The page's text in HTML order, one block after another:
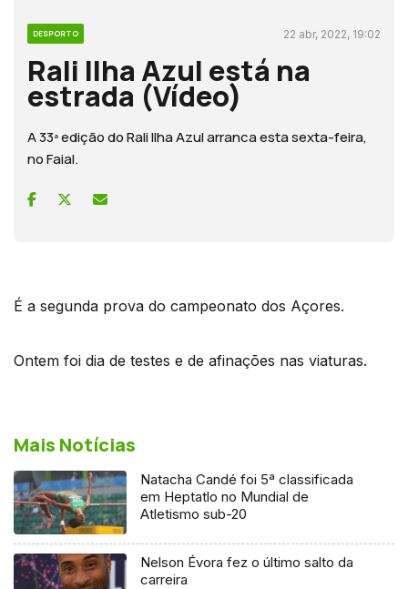
DESPORTO 22 abr, 2022, 19:02
Rali Ilha Azul está na
estrada (Vídeo)
A 33ª edição do Rali Ilha Azul arranca esta sexta-feira,
no Faial.
É a segunda prova do campeonato dos Açores.
Ontem foi dia de testes e de afinações nas viaturas.
Mais Notícias
Natacha Candé foi 5ª classificada
em Heptatlo no Mundial de
Atletismo sub-20
Nelson Évora fez o último salto da
carreira